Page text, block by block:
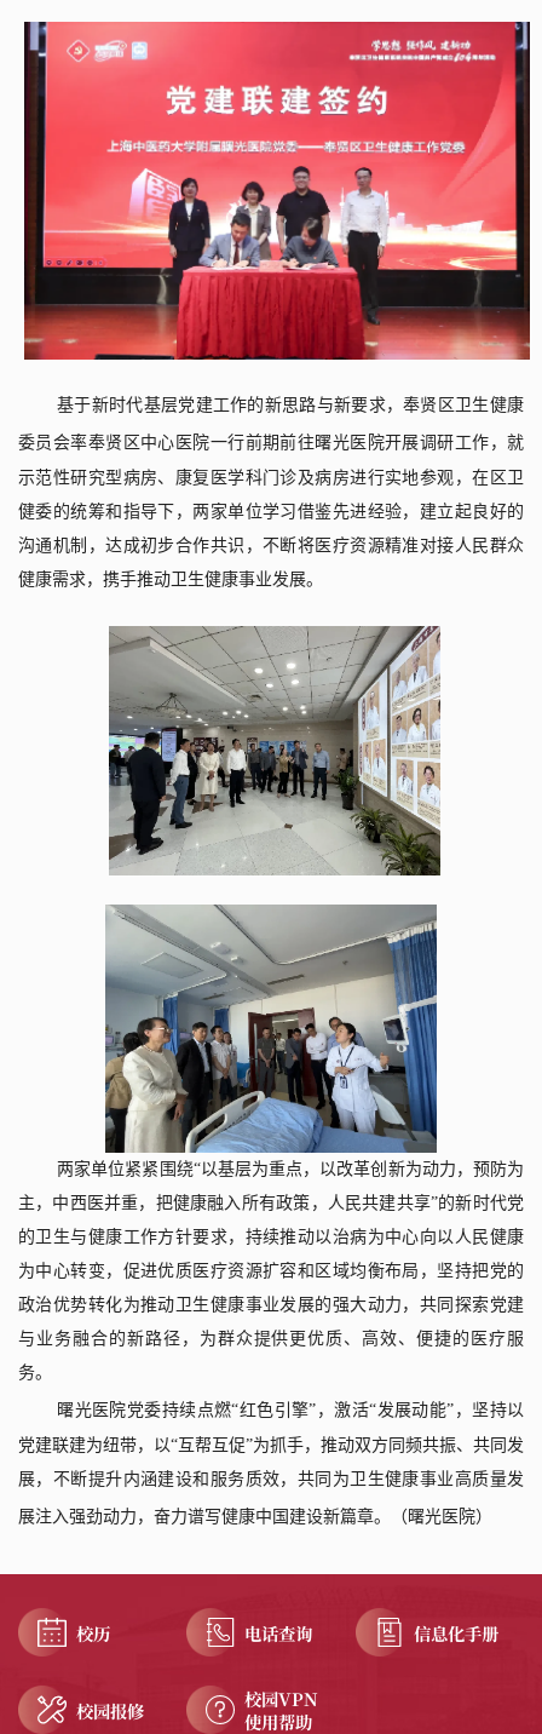
基于新时代基层党建工作的新思路与新要求，奉贤区卫生健康
委员会率奉贤区中心医院一行前期前往曙光医院开展调研工作，就
示范性研究型病房、康复医学科门诊及病房进行实地参观，在区卫
健委的统筹和指导下，两家单位学习借鉴先进经验，建立起良好的
沟通机制，达成初步合作共识，不断将医疗资源精准对接人民群众
健康需求，携手推动卫生健康事业发展。
两家单位紧紧围绕“以基层为重点，以改革创新为动力，预防为
主，中西医并重，把健康融入所有政策，人民共建共享”的新时代党
的卫生与健康工作方针要求，持续推动以治病为中心向以人民健康
为中心转变，促进优质医疗资源扩容和区域均衡布局，坚持把党的
政治优势转化为推动卫生健康事业发展的强大动力，共同探索党建
与业务融合的新路径，为群众提供更优质、高效、便捷的医疗服
务。
曙光医院党委持续点燃“红色引擎”，激活“发展动能”，坚持以
党建联建为纽带，以“互帮互促”为抓手，推动双方同频共振、共同发
展，不断提升内涵建设和服务质效，共同为卫生健康事业高质量发
展注入强劲动力，奋力谱写健康中国建设新篇章。 （曙光医院）
校历 电话查询 信息化手册
校园报修
校园VPN
使用帮助